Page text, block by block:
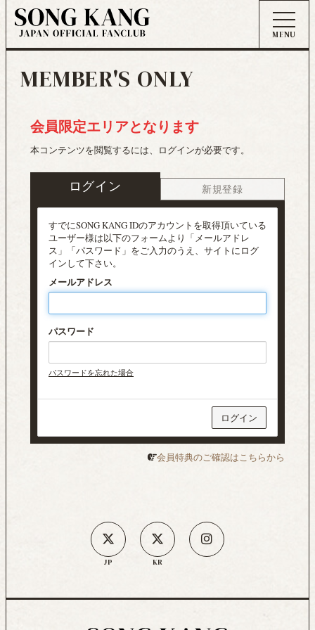
MEMBER'S ONLY
会員限定エリアとなります
本コンテンツを閲覧するには、ログインが必要です。
ログイン 新規登録
すでにSONG KANG IDのアカウントを取得頂いている
ユーザー様は以下のフォームより「メールアドレ
ス」「パスワード」をご入力のうえ、サイトにログ
インして下さい。
メールアドレス
パスワード
パスワードを忘れた場合
会員特典のご確認はこちらから
JP KR